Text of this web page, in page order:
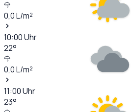
0,0L/m²
10:00Uhr
22°
0,0L/m²
11:00Uhr
23°